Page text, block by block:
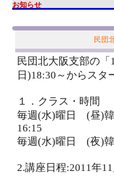
お知らせ
民団
民団北大阪支部の
日)18:30～からスタ
１．クラス・時間
毎週(水)曜日 (昼)
16:15
毎週(水)曜日 (夜)韓
2.講座日程:2011年